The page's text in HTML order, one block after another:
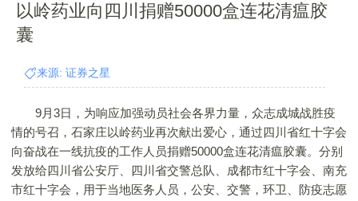
以岭药业向四川捐赠50000盒连花清瘟胶
囊
来源: 证券之星
9月3日，为响应加强动员社会各界力量，众志成城战胜疫
情的号召，石家庄以岭药业再次献出爱心，通过四川省红十字会
向奋战在一线抗疫的工作人员捐赠50000盒连花清瘟胶囊。分别
发放给四川省公安厅、四川省交警总队、成都市红十字会、南充
市红十字会，用于当地医务人员，公安、交警，环卫、防疫志愿